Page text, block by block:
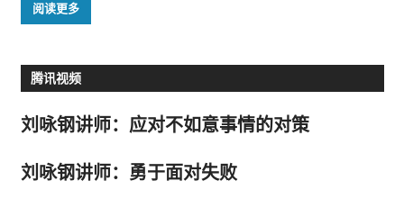
阅读更多
腾讯视频
刘咏钢讲师：应对不如意事情的对策
刘咏钢讲师：勇于面对失败